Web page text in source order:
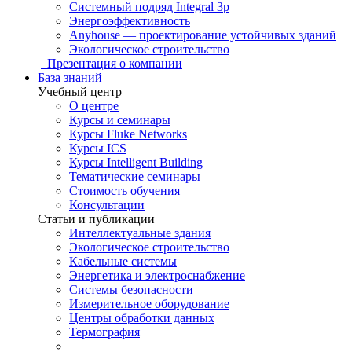
Системный подряд Integral 3p
Энергоэффективность
Anyhouse — проектирование устойчивых зданий
Экологическое строительство
Презентация о компании
База знаний
Учебный центр
О центре
Курсы и семинары
Курсы Fluke Networks
Курсы ICS
Курсы Intelligent Building
Тематические семинары
Стоимость обучения
Консультации
Статьи и публикации
Интеллектуальные здания
Экологическое строительство
Кабельные системы
Энергетика и электроснабжение
Системы безопасности
Измерительное оборудование
Центры обработки данных
Термография